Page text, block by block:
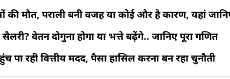
की मौत, पराली बनी वजह या कोई और है कारण, यहां
वेतन दोगुना होगा या भत्ते बढ़ेंगे.. जानिए पूरा गणित
पा रही वित्तीय मदद, पैसा हासिल करना बन रहा चुनौती